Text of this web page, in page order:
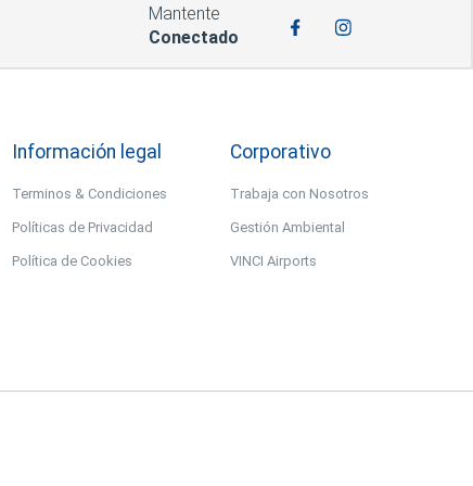
Mantente
Conectado
Información legal
Terminos & Condiciones
Políticas de Privacidad
Política de Cookies
Corporativo
Trabaja con Nosotros
Gestión Ambiental
VINCI Airports